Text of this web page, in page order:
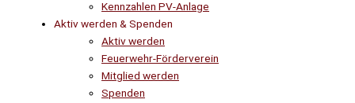
Kennzahlen PV-Anlage
Aktiv werden & Spenden
Aktiv werden
Feuerwehr-Förderverein
Mitglied werden
Spenden